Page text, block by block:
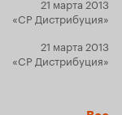
боялись и
актёры
можно
о том,
на без
«CP Дистрибуция»
21 марта 2013
«CP Дистрибуция»